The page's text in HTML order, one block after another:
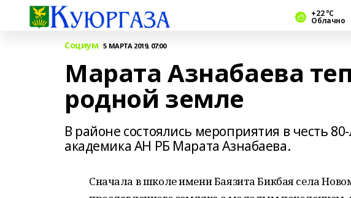
+22 °С
Облачно
Социум 5 МАРТА 2019, 07:00
Марата Азнабаева
родной земле
В районе состоялись мероприятия в честь
академика АН РБ Марата Азнабаева.
Сначала в школе имени Баязита Бикбая села